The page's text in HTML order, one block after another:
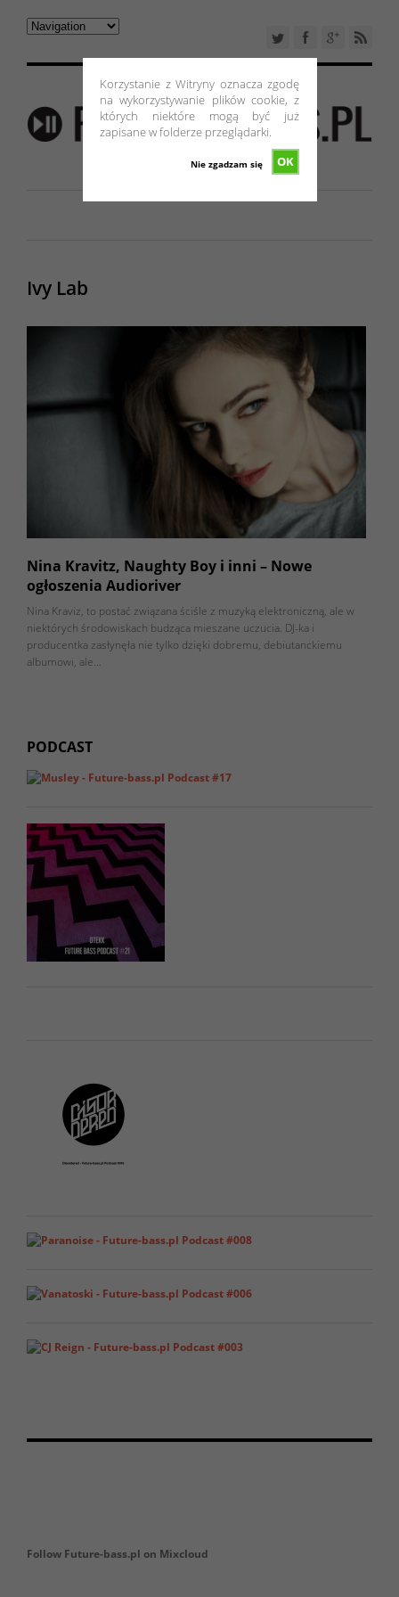
Korzystanie z Witryny oznacza zgodę
na wykorzystywanie plików cookie, z
których niektóre mogą być już
zapisane w folderze przeglądarki.
OK
Nie zgadzam się
Ivy Lab
Nina Kravitz, Naughty Boy i inni – Nowe
ogłoszenia Audioriver
Nina Kraviz, to postać związana ściśle z muzyką elektroniczną, ale w
niektórych środowiskach budząca mieszane uczucia. DJ-ka i
producentka zasłynęła nie tylko dzięki dobremu, debiutanckiemu
albumowi, ale…
PODCAST
Follow Future-bass.pl on Mixcloud